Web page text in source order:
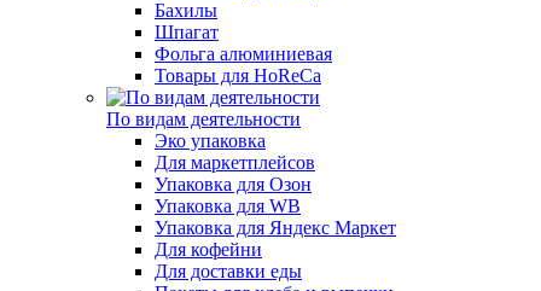
Бахилы
Шпагат
Фольга алюминиевая
Товары для HoReCa
По видам деятельности
Эко упаковка
Для маркетплейсов
Упаковка для Озон
Упаковка для WB
Упаковка для Яндекс Маркет
Для кофейни
Для доставки еды